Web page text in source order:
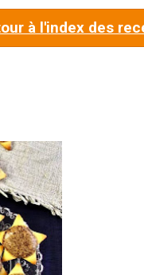
à l'index des